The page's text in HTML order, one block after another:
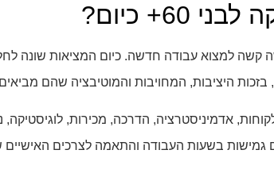
כיום?
למצוא עבודה חדשה. כיום המציאות שונה
, בזכות היציבות, המחויבות והמוטיבציה שהם
אדמיניסטרציה, הדרכה, מכירות, לוגיסטיקה,
בשעות העבודה והתאמה לצרכים האישיים